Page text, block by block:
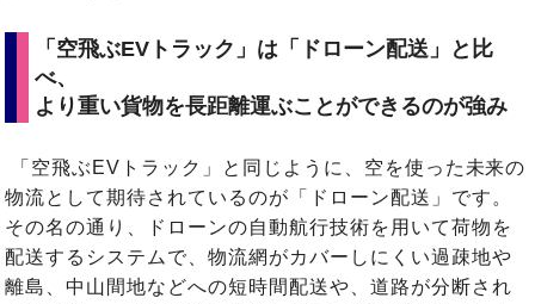
「空飛ぶEVトラック」は「ドローン配送」と比
べ、
より重い貨物を長距離運ぶことができるのが強み
「空飛ぶEVトラック」と同じように、空を使った未来の
物流として期待されているのが「ドローン配送」です。
その名の通り、ドローンの自動航行技術を用いて荷物を
配送するシステムで、物流網がカバーしにくい過疎地や
離島、中山間地などへの短時間配送や、道路が分断され